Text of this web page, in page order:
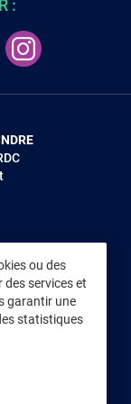
ou des
services et
garantir une
statistiques
: